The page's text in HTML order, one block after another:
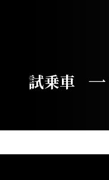
試乗車